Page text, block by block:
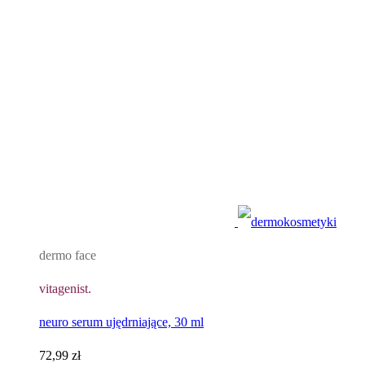
dermo face
vitagenist.
neuro serum ujędrniające, 30 ml
72,99 zł